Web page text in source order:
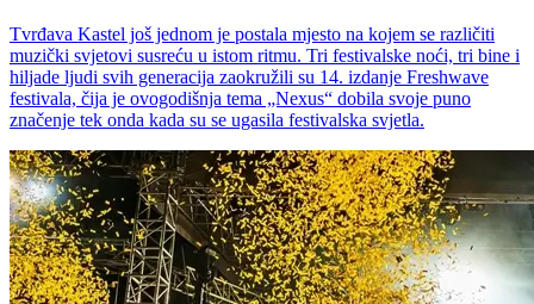
Tvrđava Kastel još jednom je postala mjesto na kojem se različiti
muzički svjetovi susreću u istom ritmu. Tri festivalske noći, tri bine i
hiljade ljudi svih generacija zaokružili su 14. izdanje Freshwave
festivala, čija je ovogodišnja tema „Nexus“ dobila svoje puno
značenje tek onda kada su se ugasila festivalska svjetla.